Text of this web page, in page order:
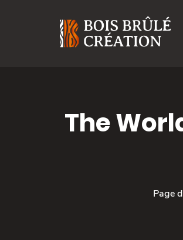
The
Page